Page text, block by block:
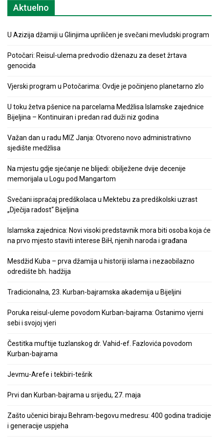
Aktuelno
U Azizija džamiji u Glinjima upriličen je svečani mevludski program
Potočari: Reisul-ulema predvodio dženazu za deset žrtava
genocida
Vjerski program u Potočarima: Ovdje je počinjeno planetarno zlo
U toku žetva pšenice na parcelama Medžlisa Islamske zajednice
Bijeljina – Kontinuiran i predan rad duži niz godina
Važan dan u radu MIZ Janja: Otvoreno novo administrativno
sjedište medžlisa
Na mjestu gdje sjećanje ne blijedi: obilježene dvije decenije
memorijala u Logu pod Mangartom
Svečani ispraćaj predškolaca u Mektebu za predškolski uzrast
„Dječija radost“ Bijeljina
Islamska zajednica: Novi visoki predstavnik mora biti osoba koja će
na prvo mjesto staviti interese BiH, njenih naroda i građana
Mesdžid Kuba – prva džamija u historiji islama i nezaobilazno
odredište bh. hadžija
Tradicionalna, 23. Kurban-bajramska akademija u Bijeljini
Poruka reisul-uleme povodom Kurban-bajrama: Ostanimo vjerni
sebi i svojoj vjeri
Čestitka muftije tuzlanskog dr. Vahid-ef. Fazlovića povodom
Kurban-bajrama
Jevmu-Arefe i tekbiri-tešrik
Prvi dan Kurban-bajrama u srijedu, 27. maja
Zašto učenici biraju Behram-begovu medresu: 400 godina tradicije
i generacije uspjeha